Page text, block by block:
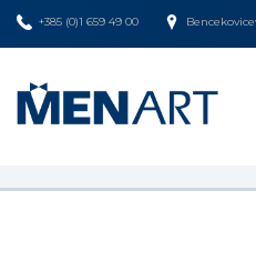
+385 (0)1 659 49 00